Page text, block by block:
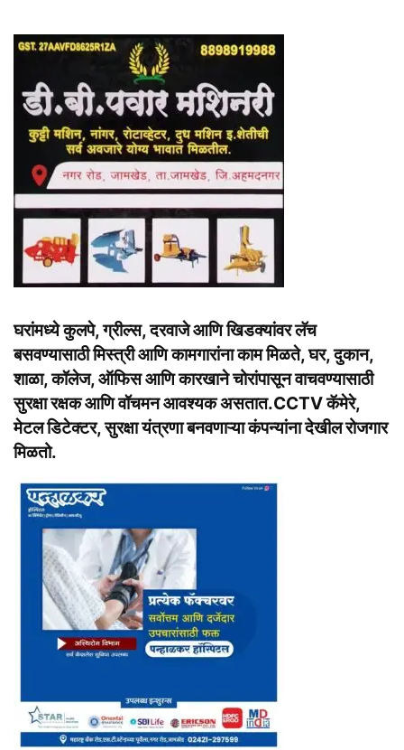
घरांमध्ये कुलपे, ग्रील्स, दरवाजे आणि खिडक्यांवर लॅच
बसवण्यासाठी मिस्त्री आणि कामगारांना काम मिळते, घर, दुकान,
शाळा, कॉलेज, ऑफिस आणि कारखाने चोरांपासून वाचवण्यासाठी
सुरक्षा रक्षक आणि वॉचमन आवश्यक असतात.CCTV कॅमेरे,
मेटल डिटेक्टर, सुरक्षा यंत्रणा बनवणाऱ्या कंपन्यांना देखील रोजगार
मिळतो.